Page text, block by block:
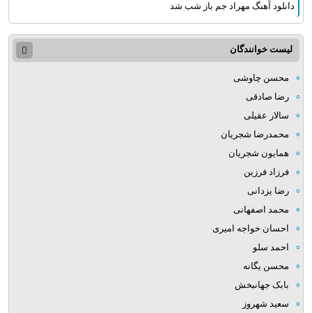
دانلود آهنگ مهراد جم باز شب شد
لیست خوانندگان
محسن چاوشی
رضا صادقی
سالار عقیلی
محمدرضا شجریان
همایون شجریان
فرزاد فرزین
رضا یزدانی
محمد اصفهانی
احسان خواجه امیری
احمد سلو
محسن یگانه
بابک جهانبخش
سعید شهروز